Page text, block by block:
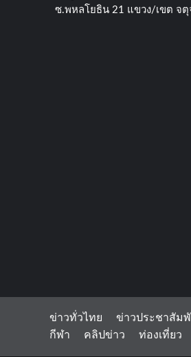
ซ.พหลโยธิน​ 21​ แขวง/เขต​ จตุ
ข่าวทั่วไทย ข่าวประชาสัม
กีฬา
คลิปข่าว ท่องเที่ยว